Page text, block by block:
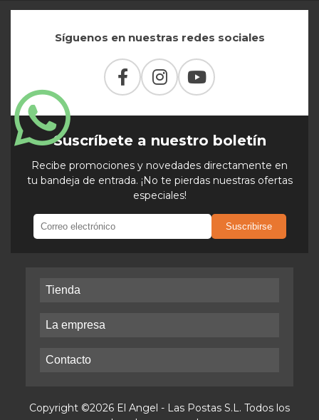
Síguenos en nuestras redes sociales
Suscríbete a nuestro boletín
Recibe promociones y novedades directamente en
tu bandeja de entrada. ¡No te pierdas nuestras ofertas
especiales!
Suscribirse
Tienda
La empresa
Contacto
Copyright ©2026 El Angel - Las Postas S.L. Todos los